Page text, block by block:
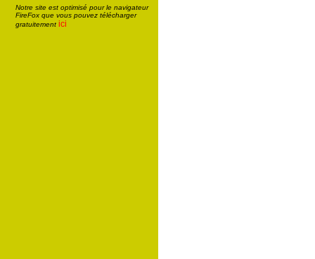
Notre site est optimisé pour le navigateur
FireFox que vous pouvez télécharger
gratuitement ici